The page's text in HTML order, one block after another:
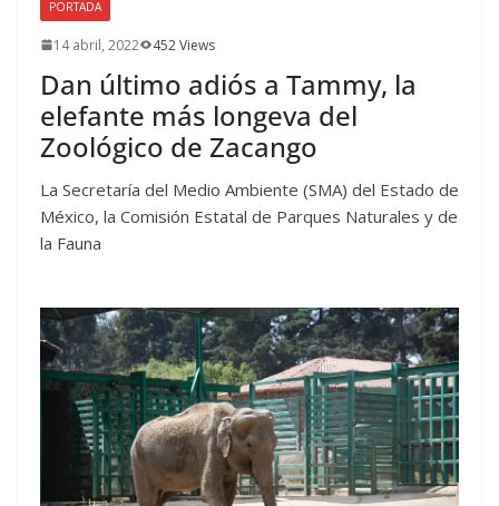
PORTADA
14 abril, 2022 452 Views
Dan último adiós a Tammy, la
elefante más longeva del
Zoológico de Zacango
La Secretaría del Medio Ambiente (SMA) del Estado de
México, la Comisión Estatal de Parques Naturales y de
la Fauna